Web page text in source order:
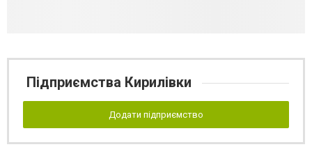
Підприємства Кирилівки
Додати підприємство